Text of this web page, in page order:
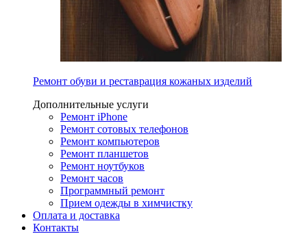
Ремонт обуви и реставрация кожаных изделий
Дополнительные услуги
Ремонт iPhone
Ремонт сотовых телефонов
Ремонт компьютеров
Ремонт планшетов
Ремонт ноутбуков
Ремонт часов
Программный ремонт
Прием одежды в химчистку
Оплата и доставка
Контакты